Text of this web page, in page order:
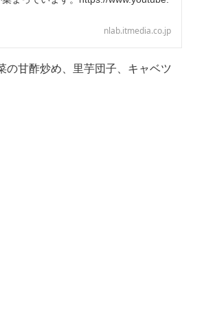
nlab.itmedia.co.jp
甘酢炒め、里芋団子、キャベツ